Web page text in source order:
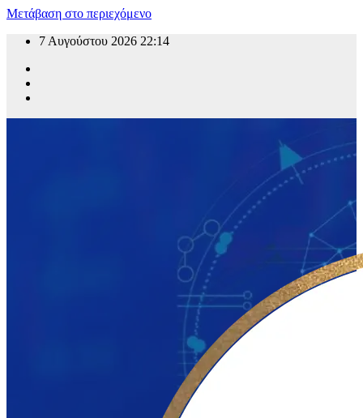
Μετάβαση στο περιεχόμενο
7 Αυγούστου 2026 22:14